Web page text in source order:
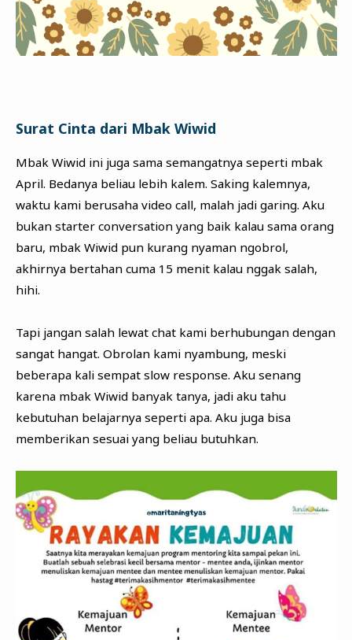
Surat Cinta dari Mbak Wiwid
Mbak Wiwid ini juga sama semangatnya seperti mbak
April. Bedanya beliau lebih kalem. Saking kalemnya,
waktu kami berusaha video call, malah jadi garing. Aku
bukan starter conversation yang baik kalau sama orang
baru, mbak Wiwid pun kurang nyaman ngobrol,
akhirnya bertahan cuma 15 menit kalau nggak salah,
hihi.
Tapi jangan salah lewat chat kami berhubungan dengan
sangat hangat. Obrolan kami nyambung, meski
beberapa kali sempat slow response. Aku senang
karena mbak Wiwid banyak tanya, jadi aku tahu
kebutuhan belajarnya seperti apa. Aku juga bisa
memberikan sesuai yang beliau butuhkan.